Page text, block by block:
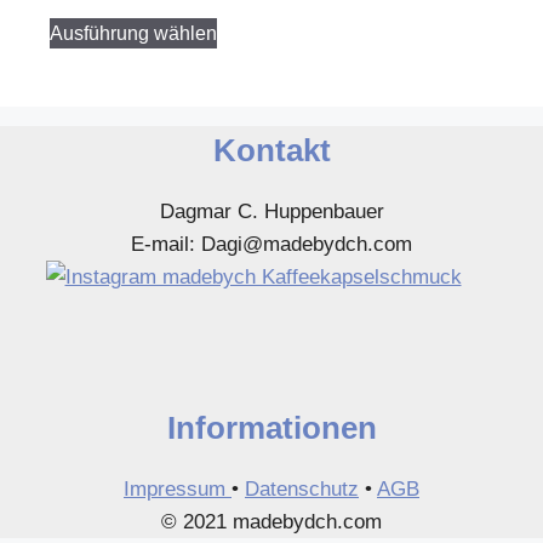
Ausführung wählenProdukt
auf.
Optionen
können
auf
Kontakt
Dagmar C. Huppenbauer
E-mail: Dagi@madebydch.com
Informationen
Impressum • Datenschutz • AGB
© 2021 madebydch.com